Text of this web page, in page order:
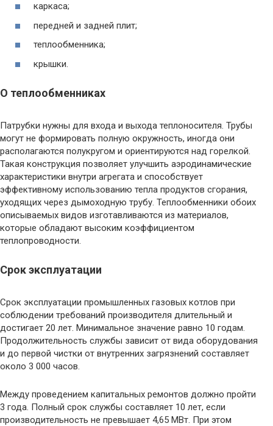
каркаса;
передней и задней плит;
теплообменника;
крышки.
О теплообменниках
Патрубки нужны для входа и выхода теплоносителя. Трубы
могут не формировать полную окружность, иногда они
располагаются полукругом и ориентируются над горелкой.
Такая конструкция позволяет улучшить аэродинамические
характеристики внутри агрегата и способствует
эффективному использованию тепла продуктов сгорания,
уходящих через дымоходную трубу. Теплообменники обоих
описываемых видов изготавливаются из материалов,
которые обладают высоким коэффициентом
теплопроводности.
Срок эксплуатации
Срок эксплуатации промышленных газовых котлов при
соблюдении требований производителя длительный и
достигает 20 лет. Минимальное значение равно 10 годам.
Продолжительность службы зависит от вида оборудования
и до первой чистки от внутренних загрязнений составляет
около 3 000 часов.
Между проведением капитальных ремонтов должно пройти
3 года. Полный срок службы составляет 10 лет, если
производительность не превышает 4,65 МВт. При этом